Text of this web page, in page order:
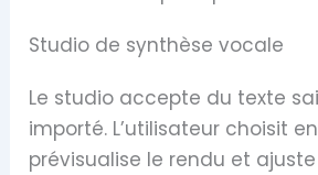
Studio de synthèse vocale
Le studio accepte du texte
importé. L’utilisateur choisit
prévisualise le rendu et